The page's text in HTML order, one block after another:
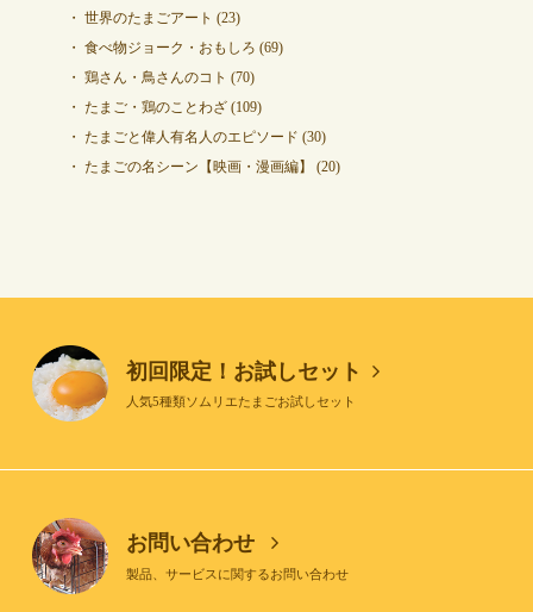
世界のたまごアート (23)
食べ物ジョーク・おもしろ (69)
鶏さん・鳥さんのコト (70)
たまご・鶏のことわざ(109)
たまごと偉人有名人のエピソード (30)
たまごの名シーン【映画・漫画編】
(20)
初回限定！お試しセット
人気5種類ソムリエたまごお試しセット
お問い合わせ
製品、サービスに関するお問い合わせ